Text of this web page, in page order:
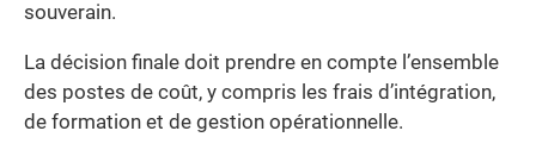
souverain.
La décision finale doit prendre en compte l’ensemble
des postes de coût, y compris les frais d’intégration,
de formation et de gestion opérationnelle.